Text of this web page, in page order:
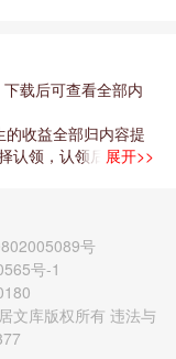
载后可查看全部内
收益全部归内容提
认领，认领后既往收
可联系本站下载客
（无值守，支持
展开>>
号
号-1
文库版权所有 违法与